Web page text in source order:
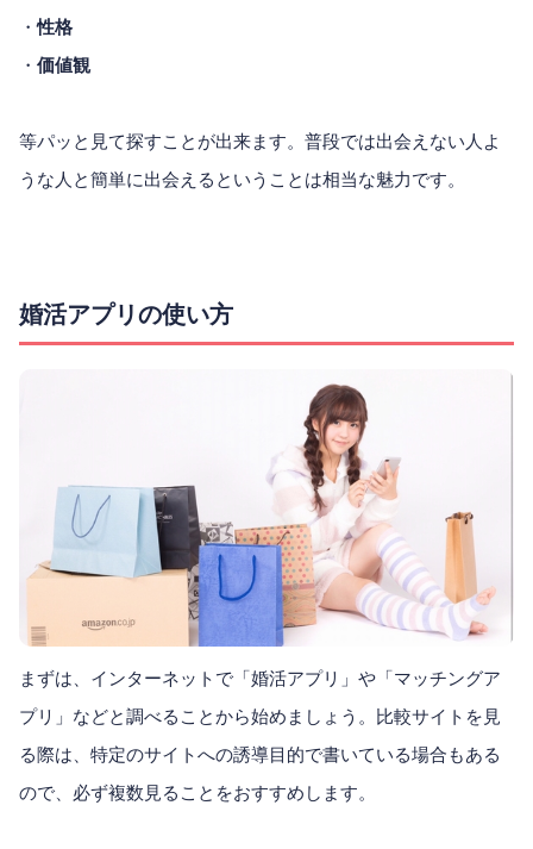
・性格
・ 価値観
等パッと見て探すことが出来ます。普段では出会えない人よ
うな人と簡単に出会えるということは相当な魅力です。
婚活アプリの使い方
まずは、インターネットで「婚活アプリ」や「マッチングア
プリ」などと調べることから始めましょう。比較サイトを見
る際は、特定のサイトへの誘導目的で書いている場合もある
ので、必ず複数見ることをおすすめします。